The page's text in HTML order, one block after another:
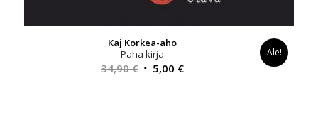
Kaj Korkea-aho
Paha kirja
34,90€ Alkuperäinen
5,00 €Nykyinen
Ale!